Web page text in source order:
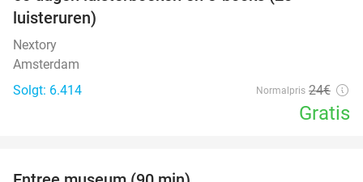
luisteruren)
Nextory
Amsterdam
Solgt: 6.414
Normalpris 24€
Gratis